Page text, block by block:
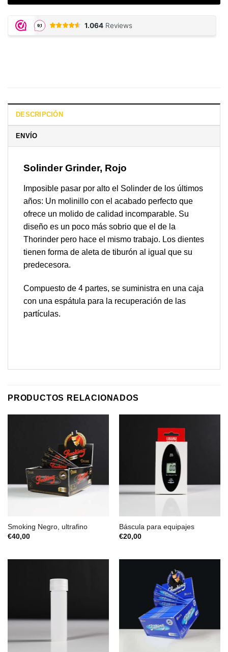
DESCRIPCIÓN
ENVÍO
Solinder Grinder, Rojo
Imposible pasar por alto el Solinder de los últimos
años: Un molinillo con el acabado perfecto que
ofrece un molido de calidad incomparable. Su
diseño es un poco más sobrio que el de la
Thorinder pero hace el mismo trabajo. Los dientes
tienen forma de aleta de tiburón al igual que su
predecesora.
Compuesto de 4 partes, se suministra en una caja
con una espátula para la recuperación de las
partículas.
PRODUCTOS RELACIONADOS
Smoking Negro, ultrafino
€40,00
Báscula para equipajes
€20,00